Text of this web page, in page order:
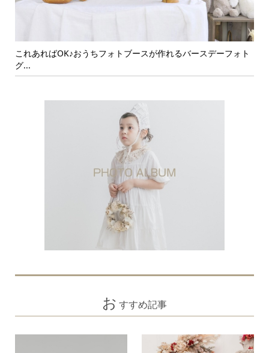
可愛い写真を残そう！おうちでバースデーフォトを撮影するポ
イン...
お すすめ記事